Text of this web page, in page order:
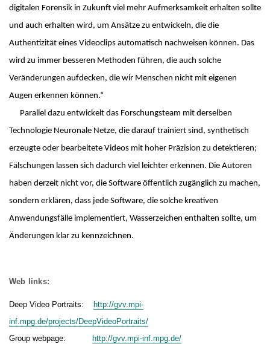
digitalen Forensik in Zukunft viel mehr Aufmerksamkeit erhalten sollte
und auch erhalten wird, um Ansätze zu entwickeln, die die
Authentizität eines Videoclips automatisch nachweisen können. Das
wird zu immer besseren Methoden führen, die auch solche
Veränderungen aufdecken, die wir Menschen nicht mit eigenen
Augen erkennen können.“
Parallel dazu entwickelt das Forschungsteam mit derselben
Technologie Neuronale Netze, die darauf trainiert sind, synthetisch
erzeugte oder bearbeitete Videos mit hoher Präzision zu detektieren;
Fälschungen lassen sich dadurch viel leichter erkennen. Die Autoren
haben derzeit nicht vor, die Software öffentlich zugänglich zu machen,
sondern erklären, dass jede Software, die solche kreativen
Anwendungsfälle implementiert, Wasserzeichen enthalten sollte, um
Änderungen klar zu kennzeichnen.
Web links:
Deep Video Portraits:
http://gvv.mpi-
inf.mpg.de/projects/DeepVideoPortraits/
Group webpage:
http://gvv.mpi-inf.mpg.de/